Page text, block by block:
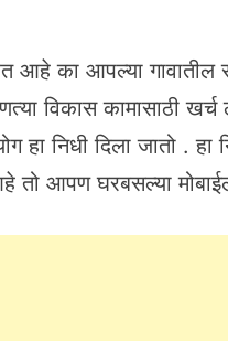
आहे का आपल्या गावातील
विकास कामासाठी
हा निधी दिला जातो .
तो आपण घरबसल्या